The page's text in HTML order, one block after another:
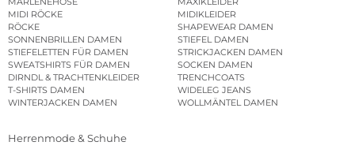
MIDI RÖCKE
MIDIKLEIDER
RÖCKE
SHAPEWEAR DAMEN
SONNENBRILLEN DAMEN
STIEFEL DAMEN
STIEFELETTEN FÜR DAMEN
STRICKJACKEN DAMEN
SWEATSHIRTS FÜR DAMEN
SOCKEN DAMEN
DIRNDL & TRACHTENKLEIDER
TRENCHCOATS
T-SHIRTS DAMEN
WIDELEG JEANS
WINTERJACKEN DAMEN
WOLLMÄNTEL DAMEN
Herrenmode & Schuhe